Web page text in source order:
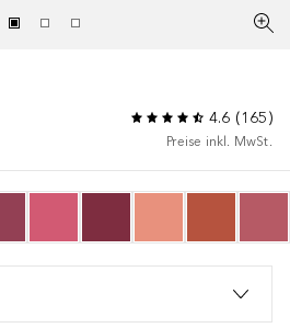
4.6 (165)
Preise inkl. MwSt.